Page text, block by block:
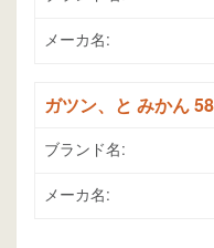
メーカ名:
ガツン、と みかん
ブランド名:
メーカ名: